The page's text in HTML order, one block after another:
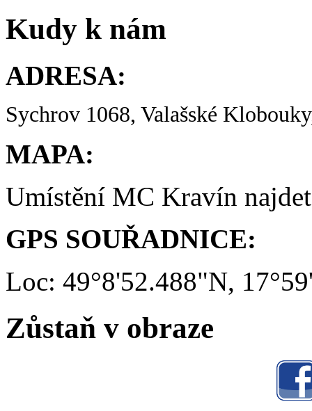
Kudy k nám
ADRESA:
Sychrov 1068, Valašské
MAPA:
Umístění MC Kravín
GPS SOUŘADNICE:
Loc: 49°8'52.488"N,
Zůstaň v obraze